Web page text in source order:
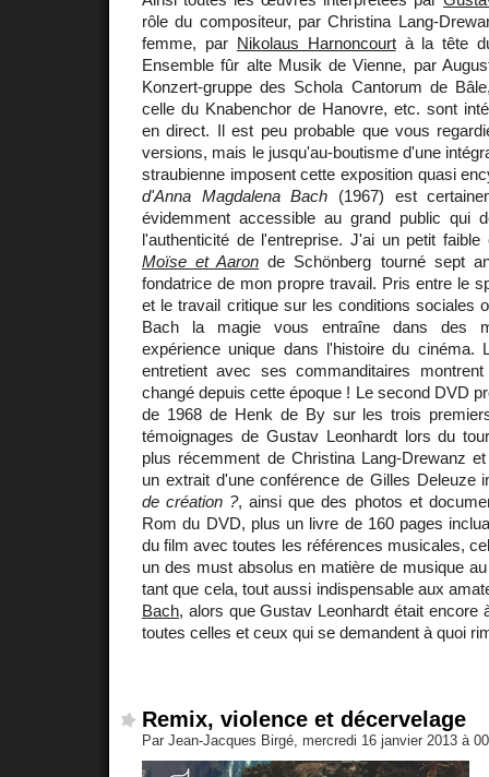
rôle du compositeur, par Christina Lang-
femme, par Nikolaus Harnoncourtà la tête
Ensemble fûr alte Musik de Vienne, par
Konzert-gruppe des Schola Cantorum de
celle du Knabenchor de Hanovre, etc. sont
en direct. Il est peu probable que vous
versions, mais le jusqu'au-boutisme d'une
straubienne imposent cette exposition quasi
d'Anna Magdalena Bach (1967) est
évidemment accessible au grand public qui
l'authenticité de l'entreprise. J'ai un petit faible
Moïse et Aaron de Schönberg tourné sept
fondatrice de mon propre travail. Pris entre le
et le travail critique sur les conditions sociales
Bach la magie vous entraîne dans des
expérience unique dans l'histoire du cinéma.
entretient avec ses commanditaires
changé depuis cette époque ! Le second DVD
de 1968 de Henk de By sur les trois
témoignages de Gustav Leonhardt lors du
plus récemment de Christina Lang-Drewanz
un extrait d'une conférence de Gilles Deleuze
de création ?, ainsi que des photos et
Rom du DVD, plus un livre de 160 pages
du film avec toutes les références musicales,
un des must absolus en matière de musique
tant que cela, tout aussi indispensable aux
Bach, alors que Gustav Leonhardt était encore
toutes celles et ceux qui se demandent à quoi
Remix, violence et décervelage
Par Jean-Jacques Birgé, mercredi 16 janvier 2013 à